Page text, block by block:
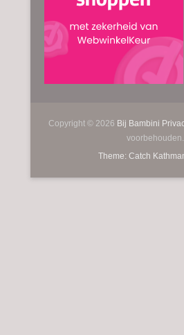
Copyright © 2026 Bij Bambini
voorbehouden.
Theme: Catch